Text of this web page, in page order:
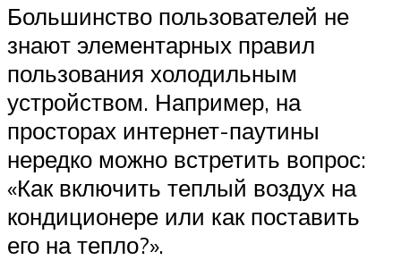
Большинство пользователей не
знают элементарных правил
пользования холодильным
устройством. Например, на
просторах интернет-паутины
нередко можно встретить вопрос:
«Как включить теплый воздух на
кондиционере или как поставить
его на тепло?».